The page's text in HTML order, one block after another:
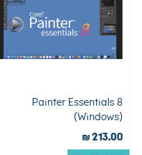
Painter Essentials 8
(Windows)
₪213.00